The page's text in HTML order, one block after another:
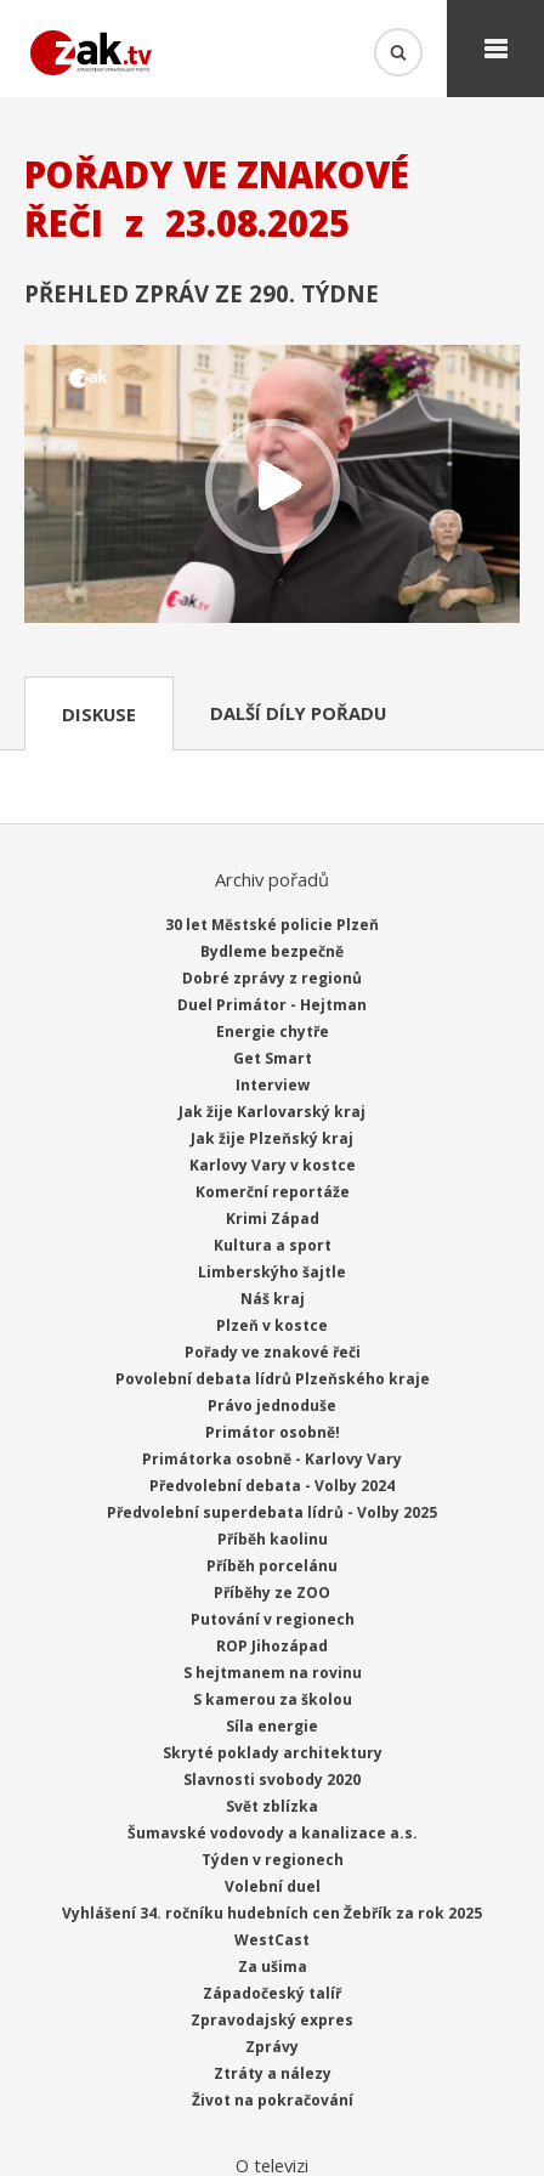
POŘADY VE ZNAKOVÉ
ŘEČI z 23.08.2025
PŘEHLED ZPRÁV ZE 290. TÝDNE
DISKUSE DALŠÍ DÍLY POŘADU
Archiv pořadů
30 let Městské policie Plzeň
Bydleme bezpečně
Dobré zprávy z regionů
Duel Primátor - Hejtman
Energie chytře
Get Smart
Interview
Jak žije Karlovarský kraj
Jak žije Plzeňský kraj
Karlovy Vary v kostce
Komerční reportáže
Krimi Západ
Kultura a sport
Limberskýho šajtle
Náš kraj
Plzeň v kostce
Pořady ve znakové řeči
Povolební debata lídrů Plzeňského kraje
Právo jednoduše
Primátor osobně!
Primátorka osobně - Karlovy Vary
Předvolební debata - Volby 2024
Předvolební superdebata lídrů - Volby 2025
Příběh kaolinu
Příběh porcelánu
Příběhy ze ZOO
Putování v regionech
ROP Jihozápad
S hejtmanem na rovinu
S kamerou za školou
Síla energie
Skryté poklady architektury
Slavnosti svobody 2020
Svět zblízka
Šumavské vodovody a kanalizace a.s.
Týden v regionech
Volební duel
Vyhlášení 34. ročníku hudebních cen Žebřík za rok 2025
WestCast
Za ušima
Západočeský talíř
Zpravodajský expres
Zprávy
Ztráty a nálezy
Život na pokračování
O televizi